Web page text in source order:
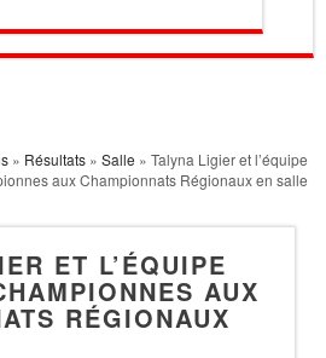
» Résultats » Salle » Talyna Ligier et l’équipe
aux Championnats Régionaux en salle
ET L’ÉQUIPE
AUX
RÉGIONAUX